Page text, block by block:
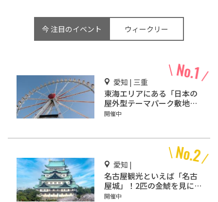
今 注目のイベント ウィークリー
愛知 | 三重
東海エリアにある「日本の
屋外型テーマパーク敷地面
積ランキング」入りしてい
開催中
愛知 |
名古屋観光といえば「名古
屋城」！2匹の金鯱を見に
行こう
開催中